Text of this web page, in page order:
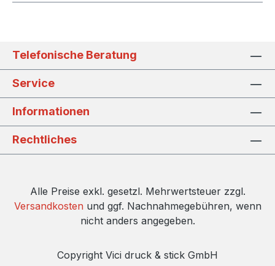
Telefonische Beratung
Service
Informationen
Rechtliches
Alle Preise exkl. gesetzl. Mehrwertsteuer zzgl.
Versandkosten und ggf. Nachnahmegebühren, wenn
nicht anders angegeben.
Copyright Vici druck & stick GmbH